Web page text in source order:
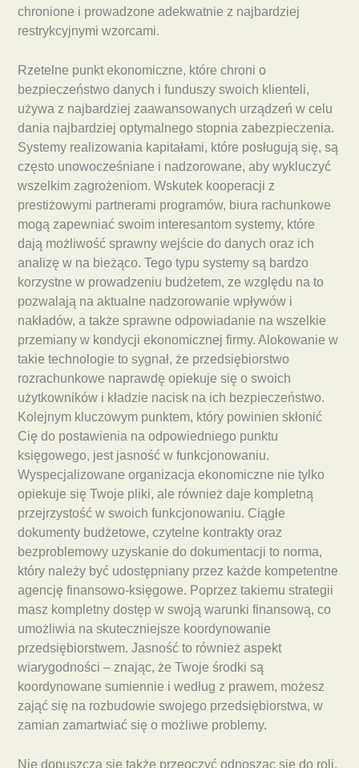
chronione i prowadzone adekwatnie z najbardziej
restrykcyjnymi wzorcami.
Rzetelne punkt ekonomiczne, które chroni o
bezpieczeństwo danych i funduszy swoich klienteli,
używa z najbardziej zaawansowanych urządzeń w celu
dania najbardziej optymalnego stopnia zabezpieczenia.
Systemy realizowania kapitałami, które posługują się, są
często unowocześniane i nadzorowane, aby wykluczyć
wszelkim zagrożeniom. Wskutek kooperacji z
prestiżowymi partnerami programów, biura rachunkowe
mogą zapewniać swoim interesantom systemy, które
dają możliwość sprawny wejście do danych oraz ich
analizę w na bieżąco. Tego typu systemy są bardzo
korzystne w prowadzeniu budżetem, ze względu na to
pozwalają na aktualne nadzorowanie wpływów i
nakładów, a także sprawne odpowiadanie na wszelkie
przemiany w kondycji ekonomicznej firmy. Alokowanie w
takie technologie to sygnał, że przedsiębiorstwo
rozrachunkowe naprawdę opiekuje się o swoich
użytkowników i kładzie nacisk na ich bezpieczeństwo.
Kolejnym kluczowym punktem, który powinien skłonić
Cię do postawienia na odpowiedniego punktu
księgowego, jest jasność w funkcjonowaniu.
Wyspecjalizowane organizacja ekonomiczne nie tylko
opiekuje się Twoje pliki, ale również daje kompletną
przejrzystość w swoich funkcjonowaniu. Ciągłe
dokumenty budżetowe, czytelne kontrakty oraz
bezproblemowy uzyskanie do dokumentacji to norma,
który należy być udostępniany przez każde kompetentne
agencję finansowo-księgowe. Poprzez takiemu strategii
masz kompletny dostęp w swoją warunki finansową, co
umożliwia na skuteczniejsze koordynowanie
przedsiębiorstwem. Jasność to również aspekt
wiarygodności – znając, że Twoje środki są
koordynowane sumiennie i według z prawem, możesz
zająć się na rozbudowie swojego przedsiębiorstwa, w
zamian zamartwiać się o możliwe problemy.
Nie dopuszcza się także przeoczyć odnosząc się do roli,